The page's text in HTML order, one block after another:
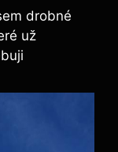
drobné
už